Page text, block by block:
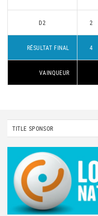
D2 2
RÉSULTAT FINAL 4
VAINQUEUR
TITLE SPONSOR